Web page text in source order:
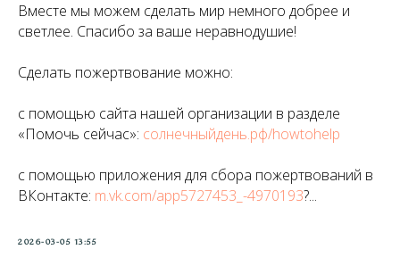
Вместе мы можем сделать мир немного добрее и
светлее. Спасибо за ваше неравнодушие!
Сделать пожертвование можно:
с помощью сайта нашей организации в разделе
«Помочь сейчас»: солнечныйдень.рф/howtohelp
с помощью приложения для сбора пожертвований в
ВКонтакте: m.vk.com/app5727453_-4970193?...
2026-03-05 13:55